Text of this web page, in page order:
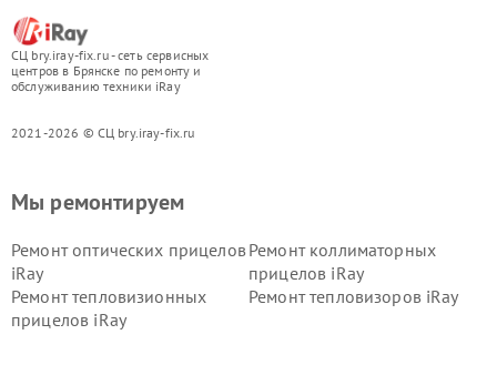
СЦ bry.iray-fix.ru - сеть сервисных
центров в Брянске по ремонту и
обслуживанию техники iRay
2021-2026 © СЦ bry.iray-fix.ru
Мы ремонтируем
Ремонт оптических прицелов
iRay
Ремонт коллиматорных
прицелов iRay
Ремонт тепловизионных
прицелов iRay
Ремонт тепловизоров iRay